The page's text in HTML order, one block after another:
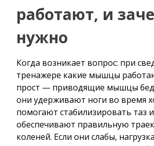
работают, и
нужно
Когда возникает вопрос: при
тренажере какие мышцы
прост — приводящие мышцы
они удерживают ноги во время
помогают стабилизировать таз и
обеспечивают правильную
коленей. Если они слабы,